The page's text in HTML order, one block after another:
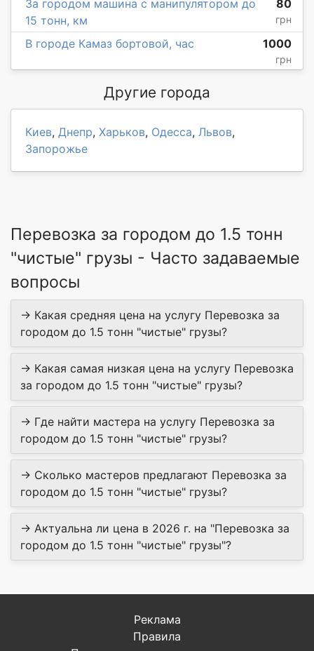
За городом машина с манипулятором до
15 тонн, км
80
грн
В городе Камаз бортовой, час 1000
грн
Другие города
Киев, Днепр, Харьков, Одесса, Львов,
Запорожье
Перевозка за городом до 1.5 тонн
"чистые" грузы - Часто задаваемые
вопросы
→ Какая средняя цена на услугу Перевозка за
городом до 1.5 тонн "чистые" грузы?
→ Какая самая низкая цена на услугу Перевозка
за городом до 1.5 тонн "чистые" грузы?
→ Где найти мастера на услугу Перевозка за
городом до 1.5 тонн "чистые" грузы?
→ Сколько мастеров предлагают Перевозка за
городом до 1.5 тонн "чистые" грузы?
→ Актуальна ли цена в 2026 г. на "Перевозка за
городом до 1.5 тонн "чистые" грузы"?
Реклама
Правила